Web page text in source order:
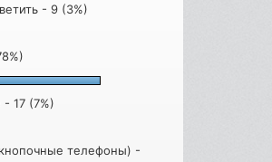
- 9 (3%)
17 (7%)
телефоны) -